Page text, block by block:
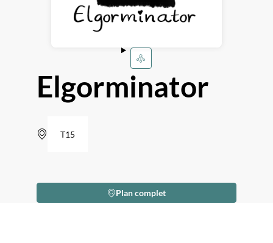
Elgorminator
T15
Plan complet